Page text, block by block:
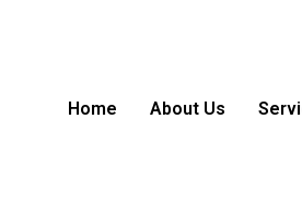
Home About Us